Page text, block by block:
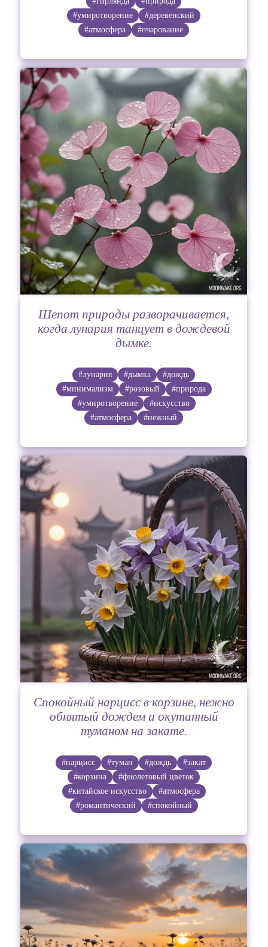
#умиротворение
#деревенский
#атмосфера
#очарование
Шепот природы разворачивается,
когда лунария танцует в дождевой
дымке.
#лунария #дымка
#дождь
#минимализм
#розовый
#природа
#умиротворение
#искусство
#атмосфера
#нежный
Спокойный нарцисс в корзине, нежно
обнятый дождем и окутанный
туманом на закате.
#нарцисс #туман #дождь
#закат
#корзина
#фиолетовый цветок
#китайское искусство
#атмосфера
#романтический
#спокойный